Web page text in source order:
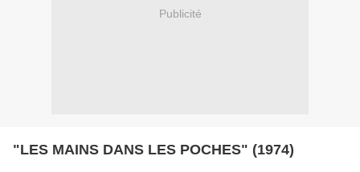
Publicité
"LES MAINS DANS LES POCHES" (1974)